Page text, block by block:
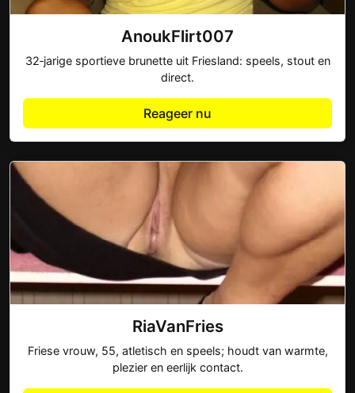
AnoukFlirt007
32‑jarige sportieve brunette uit Friesland: speels, stout en
direct.
Reageer nu
RiaVanFries
Friese vrouw, 55, atletisch en speels; houdt van warmte,
plezier en eerlijk contact.